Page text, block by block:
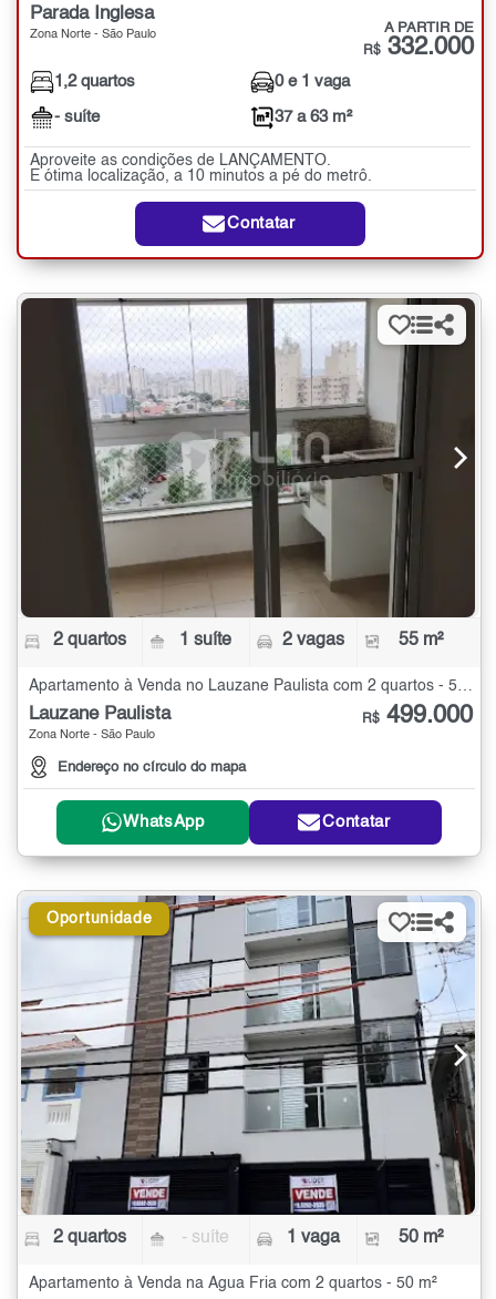
Parada Inglesa
Zona Norte - São Paulo A PARTIR DE
R$ 332.000
1,2 quartos
- suíte
0 e 1 vaga
37 a 63 m²
Aproveite as condições de LANÇAMENTO.
E ótima localização, a 10 minutos a pé do metrô.
Contatar
2 quartos 1 suíte 2 vagas 55 m²
Lauzane Paulista
Zona Norte - São Paulo
Endereço no círculo do mapa
R$ 499.000
WhatsApp Contatar
Oportunidade
2 quartos - suíte 1 vaga 50 m²
Apartamento à Venda na Água Fria com 2 quartos - 50 m²